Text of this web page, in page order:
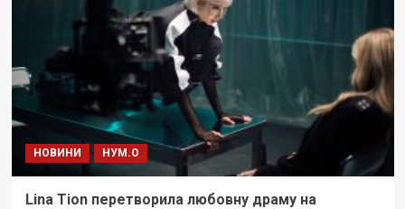
НОВИНИ НУМ.О
Lina Tion перетворила любовну драму на